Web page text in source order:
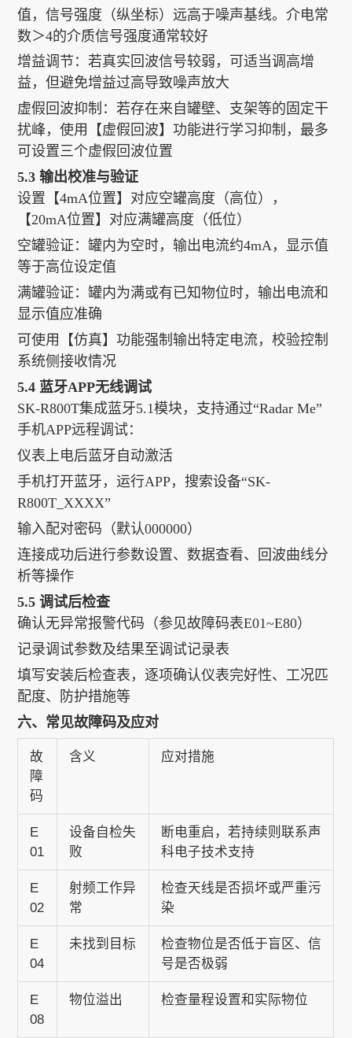
值，信号强度（纵坐标）远高于噪声基线。介电常
数＞4的介质信号强度通常较好
增益调节：若真实回波信号较弱，可适当调高增
益，但避免增益过高导致噪声放大
虚假回波抑制：若存在来自罐壁、支架等的固定干
扰峰，使用【虚假回波】功能进行学习抑制，最多
可设置三个虚假回波位置
5.3 输出校准与验证
设置【4mA位置】对应空罐高度（高位），
【20mA位置】对应满罐高度（低位）
空罐验证：罐内为空时，输出电流约4mA，显示值
等于高位设定值
满罐验证：罐内为满或有已知物位时，输出电流和
显示值应准确
可使用【仿真】功能强制输出特定电流，校验控制
系统侧接收情况
5.4 蓝牙APP无线调试
SK-R800T集成蓝牙5.1模块，支持通过“Radar Me”
手机APP远程调试：
仪表上电后蓝牙自动激活
手机打开蓝牙，运行APP，搜索设备“SK-
R800T_XXXX”
输入配对密码（默认000000）
连接成功后进行参数设置、数据查看、回波曲线分
析等操作
5.5 调试后检查
确认无异常报警代码（参见故障码表E01~E80）
记录调试参数及结果至调试记录表
填写安装后检查表，逐项确认仪表完好性、工况匹
配度、防护措施等
六、常见故障码及应对
故
障
码
含义 应对措施
E
01
设备自检失
败
断电重启，若持续则联系声
科电子技术支持
E
02
射频工作异
常
检查天线是否损坏或严重污
染
E
04
未找到目标
检查物位是否低于盲区、信
号是否极弱
E
08
物位溢出 检查量程设置和实际物位